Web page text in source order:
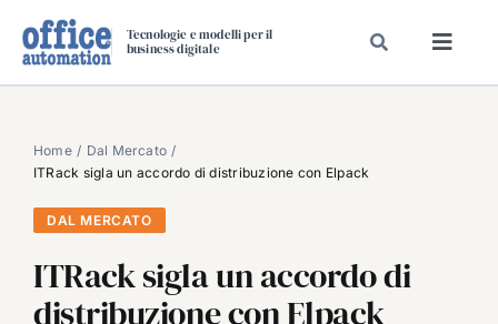
Tecnologie e modelli per il
business digitale
SPECIAL PAPER
TAVOLE ROTONDE DI REDAZIONE
DAL MERCATO
CARRIERE
VIDEO
Home
Dal Mercato
ITRack sigla un accordo di distribuzione con Elpack
DAL MERCATO
ITRack sigla un accordo di
distribuzione con Elpack